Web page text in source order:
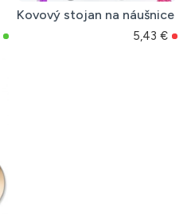
Kovový stojan na náušnice
5,43 €